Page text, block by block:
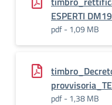
ESPERTI
pdf - 1,09 MB
pdf - 1,38 MB